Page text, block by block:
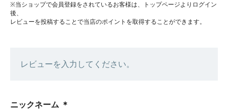
※当ショップで会員登録をされているお客様は、トップページよりログイン
後、
レビューを投稿することで当店のポイントを取得することができます。
レビューを入力してください。
ニックネーム ＊